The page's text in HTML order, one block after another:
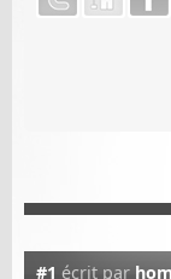
#1 écrit par